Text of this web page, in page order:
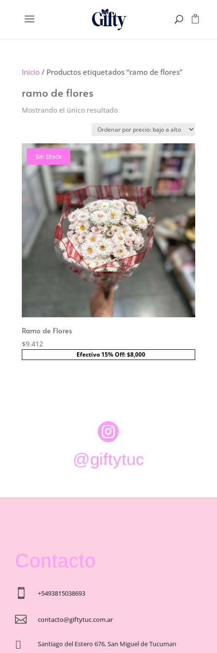
Inicio/ Productos etiquetados “ramo de flores”
ramo de flores
Mostrando el único resultado
Sin Stock
Ramo de Flores
$9.412
Efectivo 15% Off: $8,000

@giftytuc
Contacto
 +5493815038693
 contacto@giftytuc.com.ar
 Santiago del Estero 676, San Miguel de Tucuman